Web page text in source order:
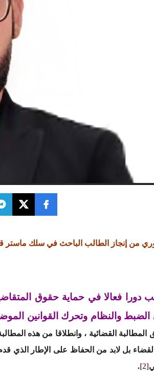
من إنجاز الطالب الباحث في سلك ماستر
دورا فعالا في حماية حقوق
والنظام وتحرك القوانين
القضائية ، وانطلاقا من هذه
بل لابد من الحفاظ على الإطار
[2]
.